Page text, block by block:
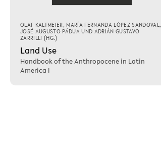
OLAF KALTMEIER, MARÍA FERNANDA LÓPEZ SANDOVAL,
JOSÉ AUGUSTO PÁDUAUND ADRIÁN GUSTAVO
ZARRILLI (HG.)
Land Use
Handbook of the Anthropocene in Latin
America I